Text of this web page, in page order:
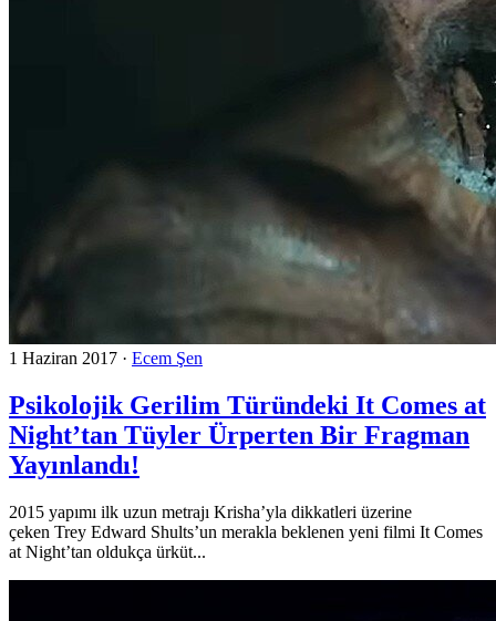
1 Haziran 2017 · Ecem Şen
Psikolojik Gerilim Türündeki It Comes at
Night’tan Tüyler Ürperten Bir Fragman
Yayınlandı!
2015 yapımı ilk uzun metrajı Krisha’yla dikkatleri üzerine
çeken Trey Edward Shults’un merakla beklenen yeni filmi It Comes
at Night’tan oldukça ürküt...